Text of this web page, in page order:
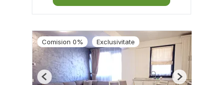
Comision 0% Exclusivitate
Previous Next